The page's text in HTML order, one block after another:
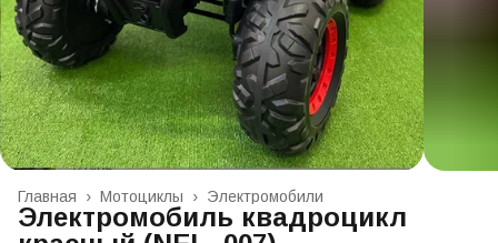
Электромобили
Мотоциклы ›
Главная ›
Электромобиль квадроцикл